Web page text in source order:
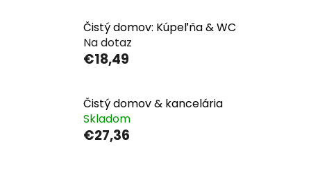
Čistý domov: Kúpeľňa & WC
Na dotaz
€18,49
Čistý domov & kancelária
Skladom
€27,36